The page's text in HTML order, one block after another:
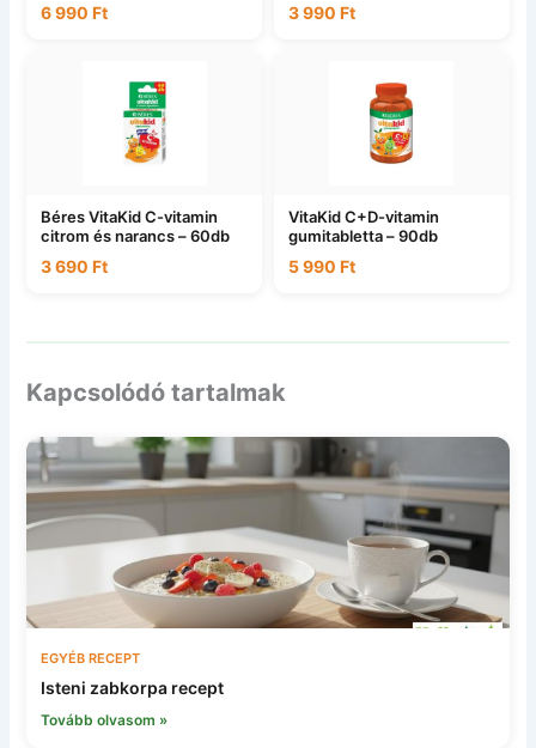
6 990Ft 3 990 Ft
Béres VitaKid C-vitamin
citrom és narancs – 60db
3 690Ft
VitaKid C+D-vitamin
gumitabletta – 90db
5 990 Ft
Kapcsolódó tartalmak
EGYÉB RECEPT
Isteni zabkorpa recept
Tovább olvasom »